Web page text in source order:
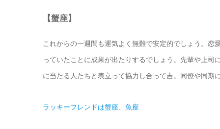
【蟹座】
これからの一週間も運気よく無難で安定的でしょう。
っていたことに成果が出たりするでしょう。先輩や上
に当たる人たちと表立って協力し合って吉。同僚や同
ラッキーフレンドは蟹座、魚座